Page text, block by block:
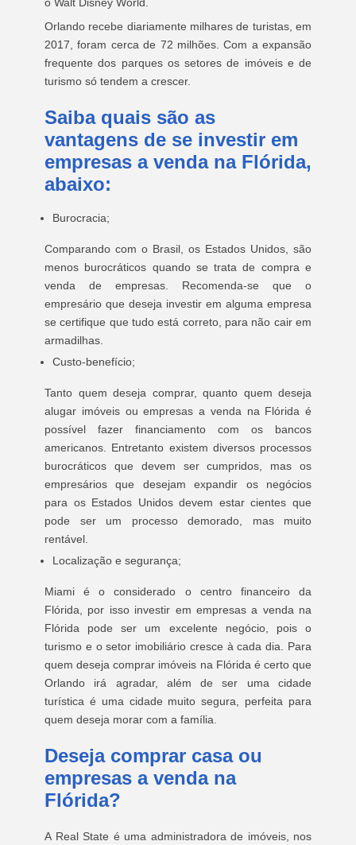
Orlando recebe diariamente milhares de turistas, em
2017, foram cerca de 72 milhões. Com a expansão
frequente dos parques os setores de imóveis e de
turismo só tendem a crescer.
Saiba quais são as
vantagens de se investir em
empresas a venda na Flórida,
abaixo:
Burocracia;
Comparando com o Brasil, os Estados Unidos, são
menos burocráticos quando se trata de compra e
venda de empresas. Recomenda-se que o
empresário que deseja investir em alguma empresa
se certifique que tudo está correto, para não cair em
armadilhas.
Custo-benefício;
Tanto quem deseja comprar, quanto quem deseja
alugar imóveis ou empresas a venda na Flórida é
possível fazer financiamento com os bancos
americanos. Entretanto existem diversos processos
burocráticos que devem ser cumpridos, mas os
empresários que desejam expandir os negócios
para os Estados Unidos devem estar cientes que
pode ser um processo demorado, mas muito
rentável.
Localização e segurança;
Miami é o considerado o centro financeiro da
Flórida, por isso investir em empresas a venda na
Flórida pode ser um excelente negócio, pois o
turismo e o setor imobiliário cresce à cada dia. Para
quem deseja comprar imóveis na Flórida é certo que
Orlando irá agradar, além de ser uma cidade
turística é uma cidade muito segura, perfeita para
quem deseja morar com a família.
Deseja comprar casa ou
empresas a venda na
Flórida?
A Real State é uma administradora de imóveis, nos